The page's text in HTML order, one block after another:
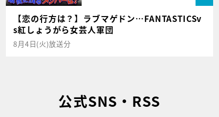
【恋の行方は？】ラブマゲドン…FANTASTICSv
s紅しょうがら女芸人軍団
8月4日(火)放送分
公式SNS・RSS